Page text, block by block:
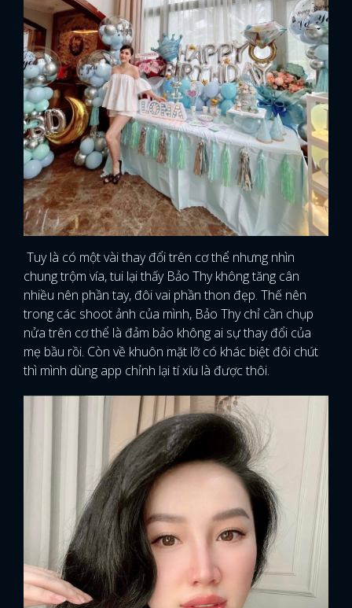
Tuy là có một vài thay đổi trên cơ thể nhưng nhìn
chung trộm vía, tui lại thấy Bảo Thy không tăng cân
nhiều nên phần tay, đôi vai phần thon đẹp. Thế nên
trong các shoot ảnh của mình, Bảo Thy chỉ cần chụp
nửa trên cơ thể là đảm bảo không ai sự thay đổi của
mẹ bầu rồi. Còn về khuôn mặt lỡ có khác biệt đôi chút
thì mình dùng app chỉnh lại tí xíu là được thôi.